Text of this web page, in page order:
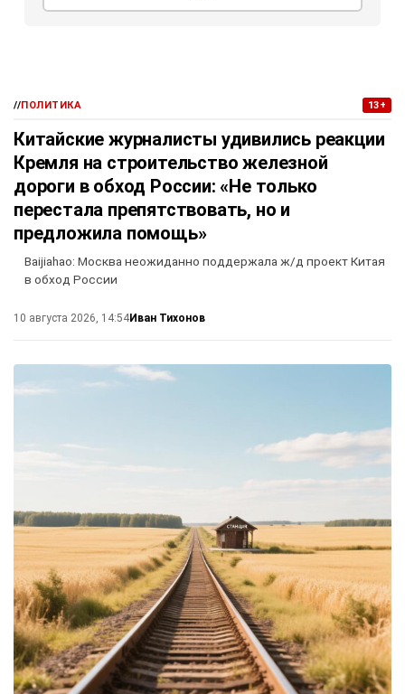
//ПОЛИТИКА 13+
Китайские журналисты удивились реакции
Кремля на строительство железной
дороги в обход России: «Не только
перестала препятствовать, но и
предложила помощь»
Baijiahao: Москва неожиданно поддержала ж/д проект Китая
в обход России
10 августа 2026, 14:54Иван Тихонов